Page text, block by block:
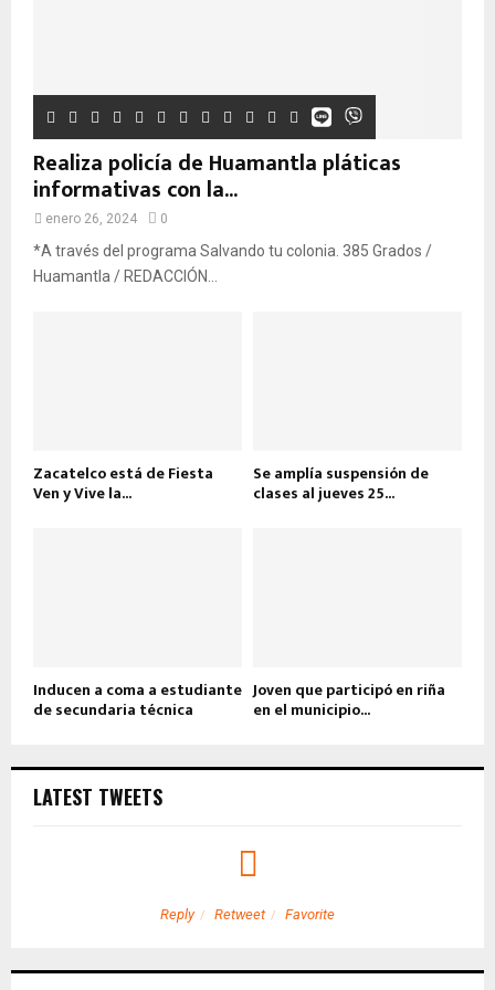
Realiza policía de Huamantla pláticas
informativas con la...
enero 26, 2024 0
*A través del programa Salvando tu colonia. 385 Grados /
Huamantla / REDACCIÓN...
Zacatelco está de Fiesta
Ven y Vive la...
Se amplía suspensión de
clases al jueves 25...
Inducen a coma a estudiante
de secundaria técnica
Joven que participó en riña
en el municipio...
LATEST TWEETS
Reply Retweet Favorite